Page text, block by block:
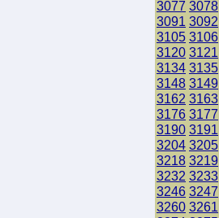
3077 3078
3091 3092
3105 3106
3120 3121
3134 3135
3148 3149
3162 3163
3176 3177
3190 3191
3204 3205
3218 3219
3232 3233
3246 3247
3260 3261